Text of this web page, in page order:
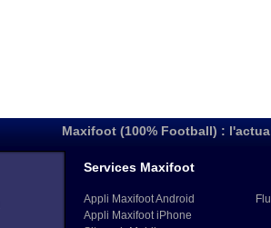
Maxifoot (100% Football) :
Services Maxifoot
Appli Maxifoot Android
Appli Maxifoot iPhone